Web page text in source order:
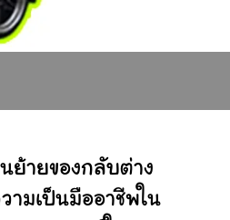
ายของกลับต่าง
มเป็นมืออาชีพใน